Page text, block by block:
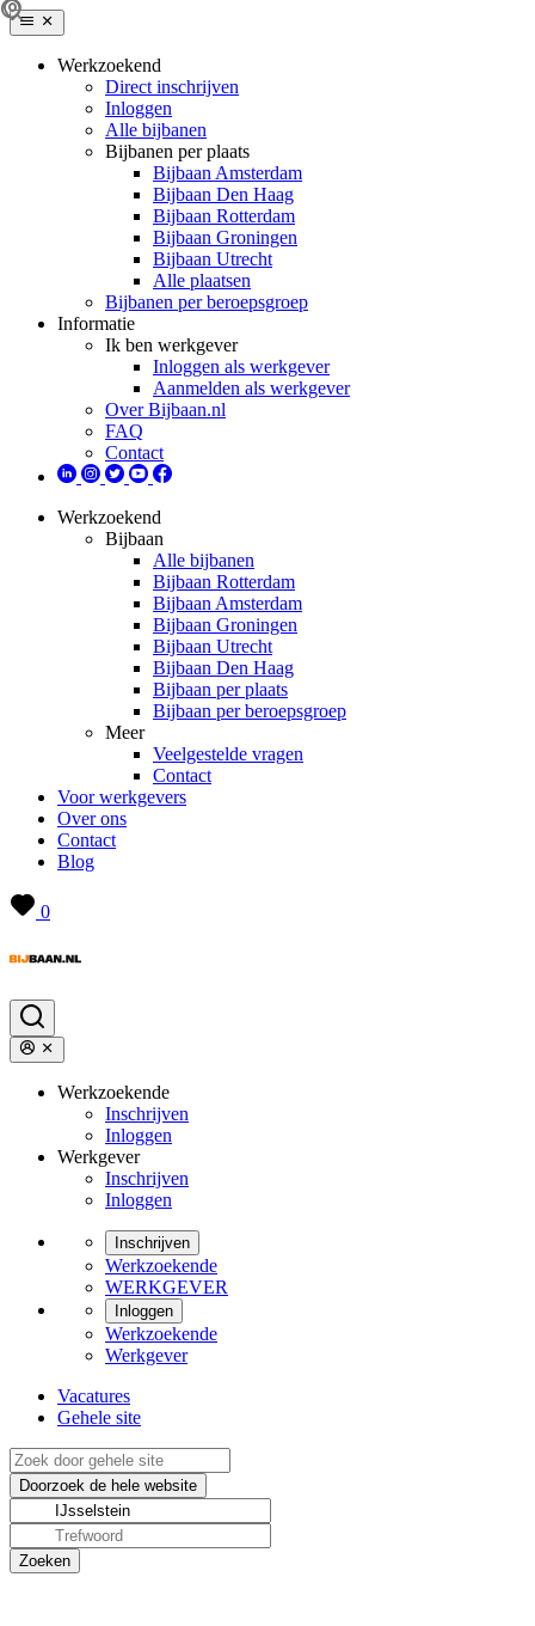
Werkzoekend
Direct inschrijven
Inloggen
Alle bijbanen
Bijbanen per plaats
Bijbaan Amsterdam
Bijbaan Den Haag
Bijbaan Rotterdam
Bijbaan Groningen
Bijbaan Utrecht
Alle plaatsen
Bijbanen per beroepsgroep
Informatie
Ik ben werkgever
Inloggen als werkgever
Aanmelden als werkgever
Over Bijbaan.nl
FAQ
Contact
Werkzoekend
Bijbaan
Alle bijbanen
Bijbaan Rotterdam
Bijbaan Amsterdam
Bijbaan Groningen
Bijbaan Utrecht
Bijbaan Den Haag
Bijbaan per plaats
Bijbaan per beroepsgroep
Meer
Veelgestelde vragen
Contact
Voor werkgevers
Over ons
Contact
Blog
0
Werkzoekende
Inschrijven
Inloggen
Werkgever
Inschrijven
Inloggen
Inschrijven
Werkzoekende
WERKGEVER
Inloggen
Werkzoekende
Werkgever
Vacatures
Gehele site